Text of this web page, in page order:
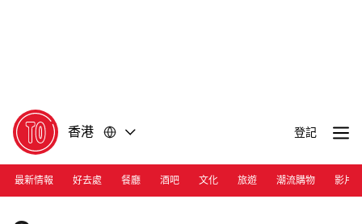
香港 登記
最新情報 好去處 餐廳 酒吧 文化 旅遊 潮流購物 影片
Photograph: Yuen